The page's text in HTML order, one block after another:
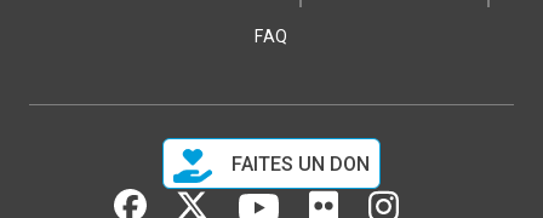
FAQ
FAITES UN DON